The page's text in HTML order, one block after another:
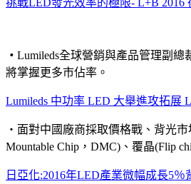
挑戰LED發光效率的極限- L+B 2016
‧ Lumileds全球營銷與產品管理副總
將掌握更多市佔率。
Lumileds 中功率 LED 大舉進攻拓展
‧面對中國廠商採取價格戰、背光
Mountable Chip，DMC)、覆晶(Flip
日亞化:2016年LED產業微幅成長5％